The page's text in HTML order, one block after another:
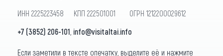
ИНН 2225223458 КПП 222501001 ОГРН 1212200029612
+7 (3852) 206-101 info@visitaltai.info
Если заметили в тексте опечатку, выделите её и нажмите